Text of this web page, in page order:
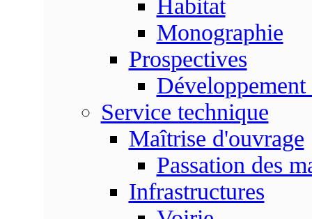
Habitat
Monographie
Prospectives
Développement
Service technique
Maîtrise d'ouvrage
Passation des
Infrastructures